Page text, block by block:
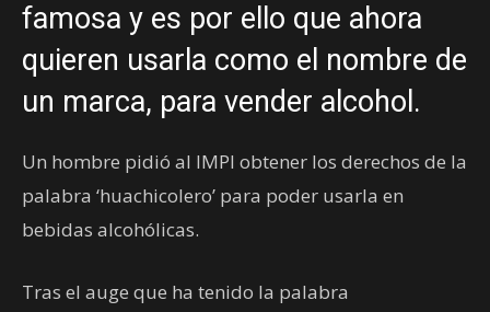
famosa y es por ello que ahora
quieren usarla como el nombre de
un marca, para vender alcohol.
Un hombre pidió al IMPI obtener los derechos de la
palabra ‘huachicolero’ para poder usarla en
bebidas alcohólicas.
Tras el auge que ha tenido la palabra